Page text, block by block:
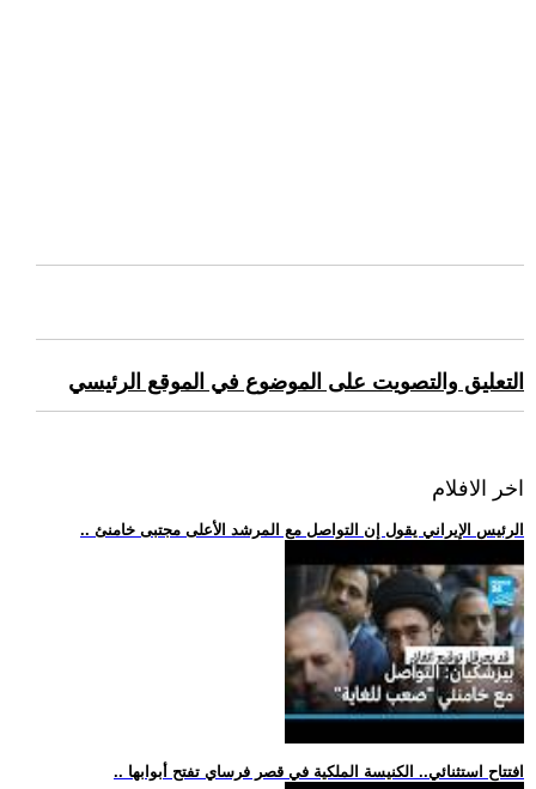
التعليق والتصويت على الموضوع في الموقع الرئيسي
اخر الافلام
.. الرئيس الإيراني يقول إن التواصل مع المرشد الأعلى مجتبى خامنئ
.. افتتاح استثنائي.. الكنيسة الملكية في قصر فرساي تفتح أبوابها